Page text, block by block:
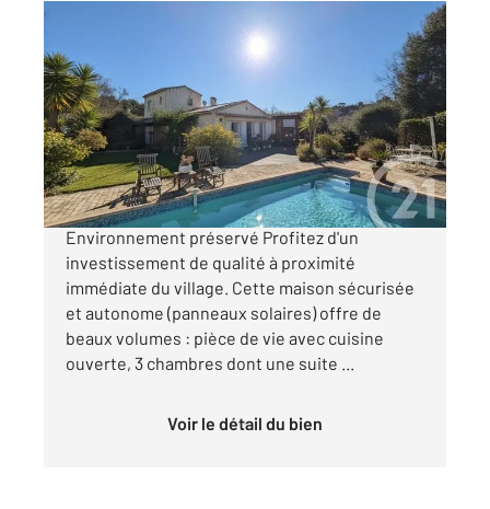
97,34 m
Ref : 1087
Maison à vendre
450 000 €
Exclusivité viager occupé à Biot
Environnement préservé Profitez d'un
investissement de qualité à proximité
immédiate du village. Cette maison sécurisée
et autonome (panneaux solaires) offre de
beaux volumes : pièce de vie avec cuisine
ouverte, 3 chambres dont une suite ...
Voir le détail du bien